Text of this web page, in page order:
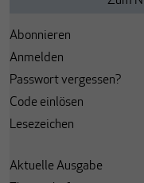
Abonnieren
Anmelden
Passwort vergessen?
Code einlösen
Lesezeichen
Aktuelle Ausgabe